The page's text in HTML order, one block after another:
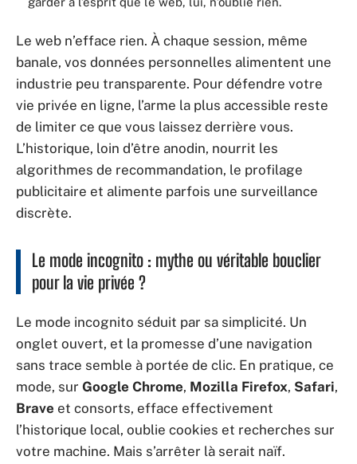
Le web n’efface rien. À chaque session, même
banale, vos données personnelles alimentent une
industrie peu transparente. Pour défendre votre
vie privée en ligne, l’arme la plus accessible reste
de limiter ce que vous laissez derrière vous.
L’historique, loin d’être anodin, nourrit les
algorithmes de recommandation, le profilage
publicitaire et alimente parfois une surveillance
discrète.
Le mode incognito : mythe ou véritable bouclier
pour la vie privée ?
Le mode incognito séduit par sa simplicité. Un
onglet ouvert, et la promesse d’une navigation
sans trace semble à portée de clic. En pratique, ce
mode, sur Google Chrome, Mozilla Firefox, Safari,
Brave et consorts, efface effectivement
l’historique local, oublie cookies et recherches sur
votre machine. Mais s’arrêter là serait naïf.